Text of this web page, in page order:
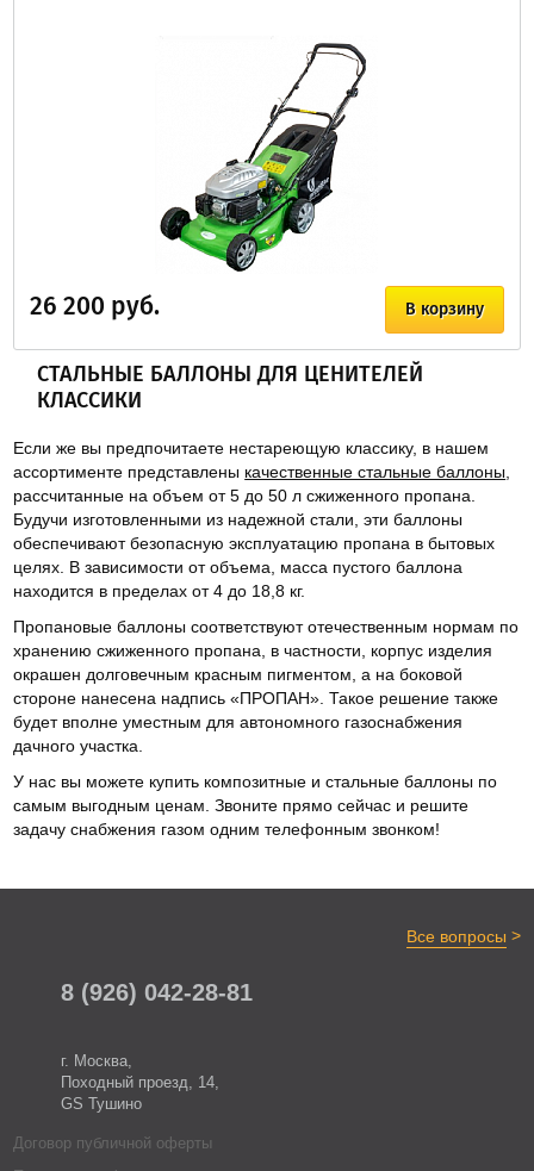
В корзину
26 200 руб.
СТАЛЬНЫЕ БАЛЛОНЫ ДЛЯ ЦЕНИТЕЛЕЙ
КЛАССИКИ
Если же вы предпочитаете нестареющую классику, в нашем
ассортименте представлены качественные стальные баллоны
рассчитанные на объем от 5 до 50 л сжиженного пропана.
Будучи изготовленными из надежной стали, эти баллоны
обеспечивают безопасную эксплуатацию пропана в бытовых
целях. В зависимости от объема, масса пустого баллона
находится в пределах от 4 до 18,8 кг.
Пропановые баллоны соответствуют отечественным нормам по
хранению сжиженного пропана, в частности, корпус изделия
окрашен долговечным красным пигментом, а на боковой
стороне нанесена надпись «ПРОПАН». Такое решение также
будет вполне уместным для автономного газоснабжения
дачного участка.
У нас вы можете купить композитные и стальные баллоны по
самым выгодным ценам. Звоните прямо сейчас и решите
задачу снабжения газом одним телефонным звонком!
Все вопросы >
8 (926) 042-28-81
г. Москва,
Походный проезд, 14,
GS Тушино
Договор публичной оферты